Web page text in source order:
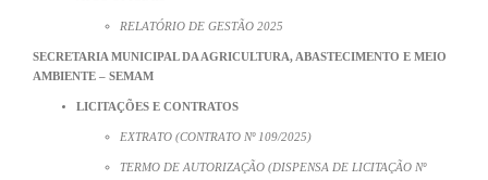
RELATÓRIO DE GESTÃO 2025
SECRETARIA MUNICIPAL DA AGRICULTURA, ABASTECIMENTO E MEIO
AMBIENTE – SEMAM
LICITAÇÕES E CONTRATOS
EXTRATO (CONTRATO Nº 109/2025)
TERMO DE AUTORIZAÇÃO (DISPENSA DE LICITAÇÃO Nº